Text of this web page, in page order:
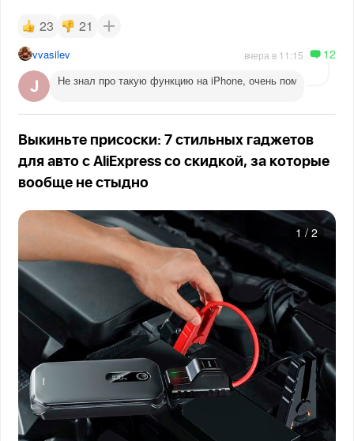
23 21
vvasilev вчера в 11:15 12
Не знал про такую функцию на iPhone, очень помогает
Выкиньте присоски: 7 стильных гаджетов
для авто с AliExpress со скидкой, за которые
вообще не стыдно
1 / 2